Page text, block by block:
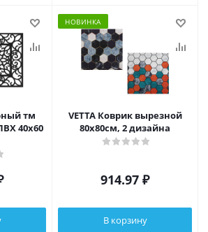
тм
40x60
НОВИНКА
VETTA Коврик вырезной
80х80см, 2 дизайна
914.97 ₽
В корзину